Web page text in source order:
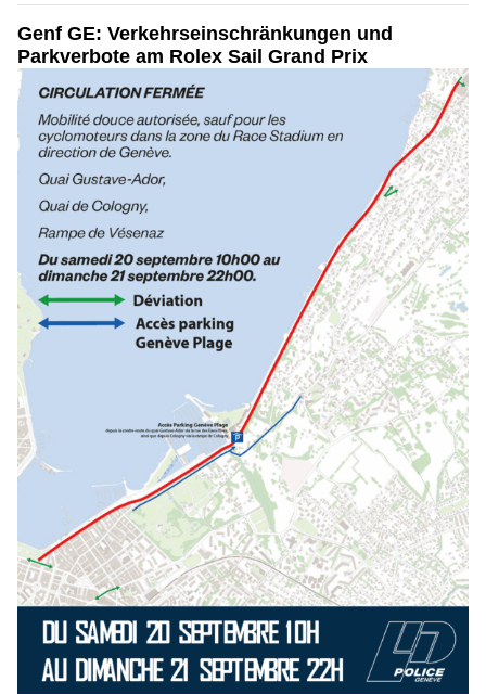
Genf GE: Verkehrseinschränkungen und
Parkverbote am Rolex Sail Grand Prix